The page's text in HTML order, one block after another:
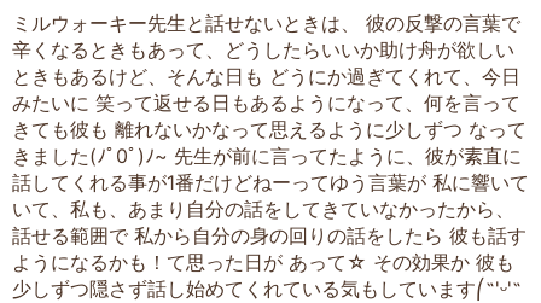
ミルウォーキー先生と話せないときは、 彼の反撃の言葉で
辛くなるときもあって、どうしたらいいか助け舟が欲しい
ときもあるけど、そんな日も どうにか過ぎてくれて、今日
みたいに 笑って返せる日もあるようになって、何を言って
きても彼も 離れないかなって思えるように少しずつ なって
きました(⁠ﾉﾟ⁠0ﾟ⁠)⁠ﾉ⁠~ 先生が前に言ってたように、彼が素直に
話してくれる事が1番だけどねーってゆう言葉が 私に響いて
いて、私も、あまり自分の話をしてきていなかったから、
話せる範囲で 私から自分の身の回りの話をしたら 彼も話す
ようになるかも！て思った日が あって☆ その効果か 彼も
少しずつ隠さず話し始めてくれている気もしています⎛˶'ᵕ'˶